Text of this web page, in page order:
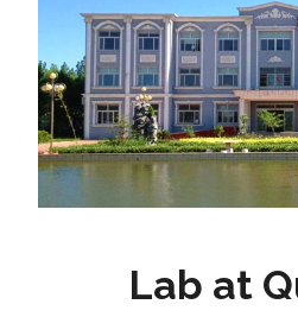
Lab at